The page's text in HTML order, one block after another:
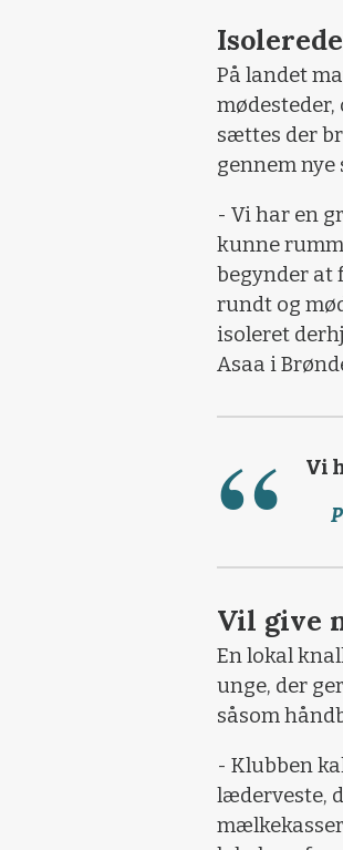
På landet
sættes der
gennem
- Vi har en
kunne
begynder at
rundt og
isoleret
Asaa i
Vi
Vil give
En lokal
unge, der
såsom
- Klubben
læderveste,